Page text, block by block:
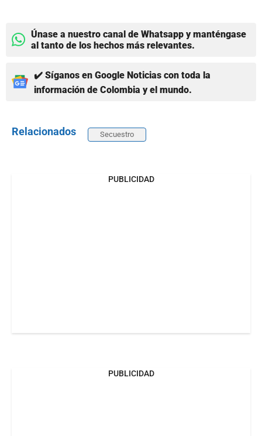
Únase a nuestro canal de Whatsapp y manténgase
al tanto de los hechos más relevantes.
✔️ Síganos en Google Noticias con toda la
información de Colombia y el mundo.
Relacionados Secuestro
PUBLICIDAD
PUBLICIDAD